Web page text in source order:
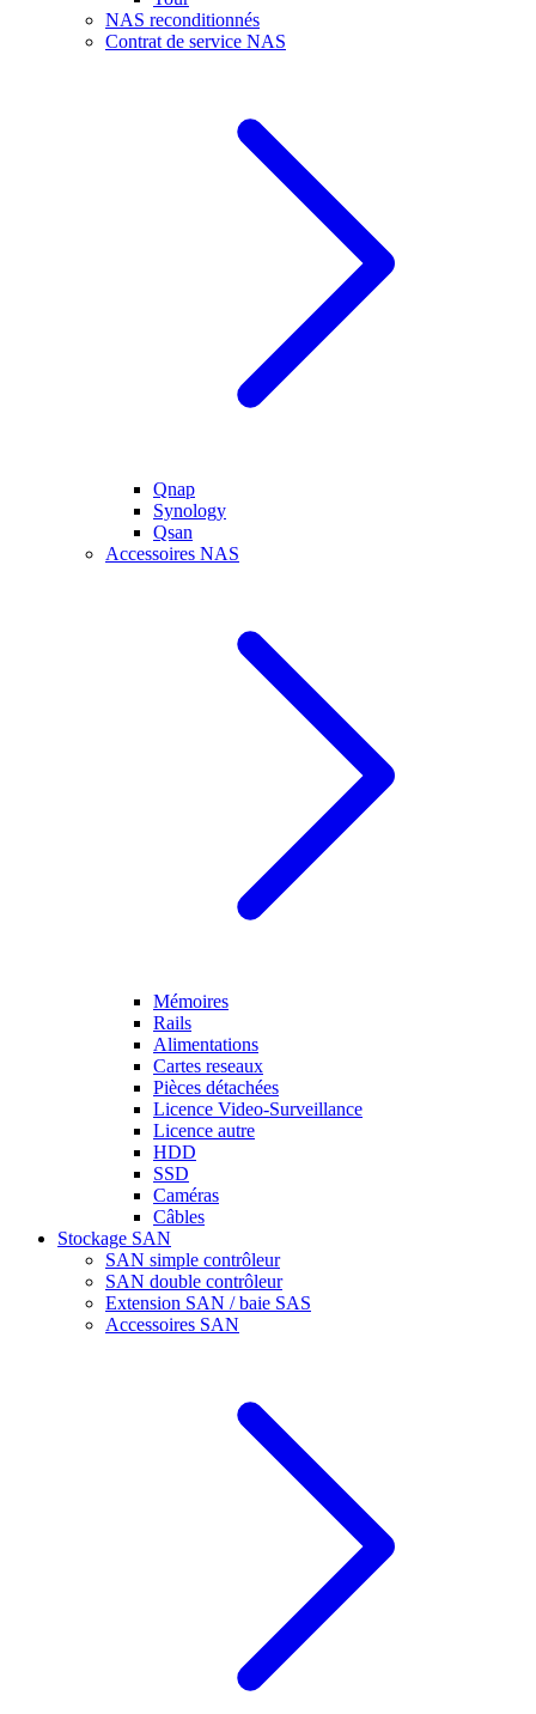
NAS reconditionnés
Contrat de service NAS
Qnap
Synology
Qsan
Accessoires NAS
Mémoires
Rails
Alimentations
Cartes reseaux
Pièces détachées
Licence Video-Surveillance
Licence autre
HDD
SSD
Caméras
Câbles
Stockage SAN
SAN simple contrôleur
SAN double contrôleur
Extension SAN / baie SAS
Accessoires SAN